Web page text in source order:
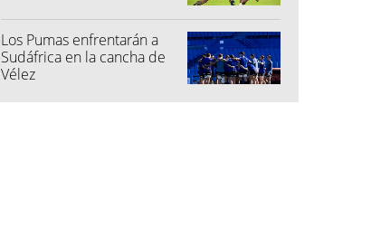
Los Pumas enfrentarán a
Sudáfrica en la cancha de
Vélez